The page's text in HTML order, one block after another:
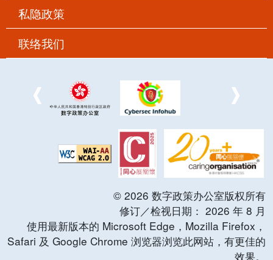
私隐政策
联络我们
© 2026 数字政策办公室版权所有
修订／检视日期： 2026 年 8 月
使用最新版本的 Microsoft Edge，Mozilla Firefox，
Safari 及 Google Chrome 浏览器浏览此网站，有更佳的
效果。